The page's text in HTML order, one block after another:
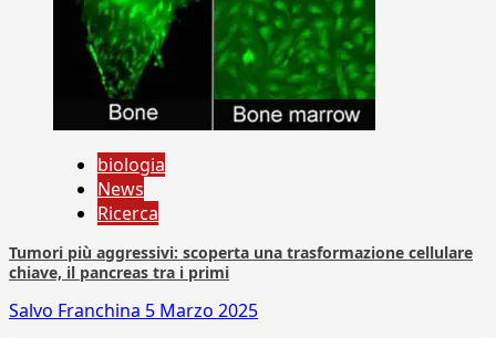
biologia
News
Ricerca
Tumori più aggressivi: scoperta una trasformazione cellulare
chiave, il pancreas tra i primi
Salvo Franchina 5 Marzo 2025